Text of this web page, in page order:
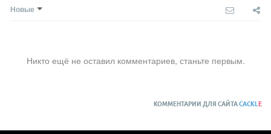
Новые
Никто ещё не оставил комментариев, станьте первым.
КОММЕНТАРИИ ДЛЯ САЙТАCACKL E